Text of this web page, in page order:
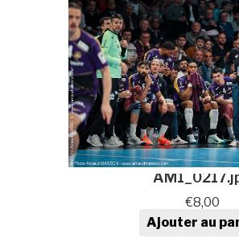
€8,00
quantité de
Ajouter au